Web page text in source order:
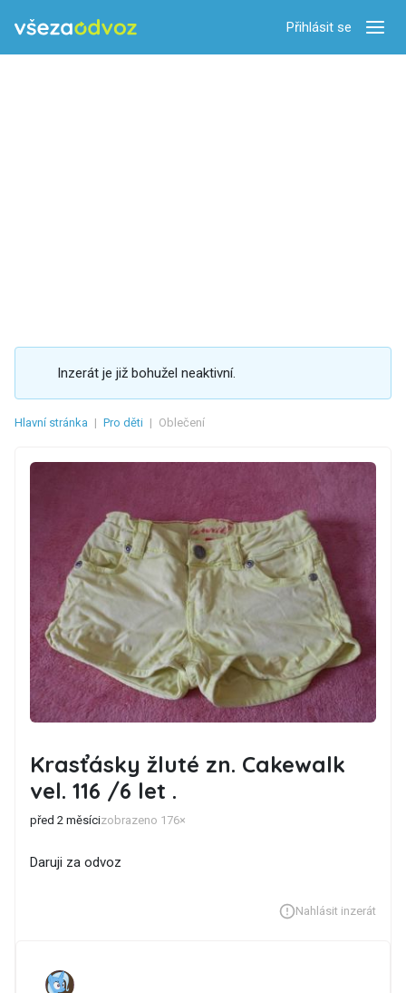
Přihlásit se
Inzerát je již bohužel neaktivní.
Hlavní stránka | Pro děti | Oblečení
Krasťásky žluté zn. Cakewalk
vel. 116 /6 let .
před 2 měsícizobrazeno 176×
Daruji za odvoz
Nahlásit inzerát